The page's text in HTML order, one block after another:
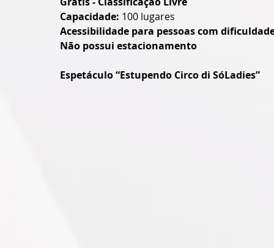
Capacidade: 100 lugares
Acessibilidade para pessoas com
Não possui estacionamento
Espetáculo “Estupendo Circo di SóLadies”